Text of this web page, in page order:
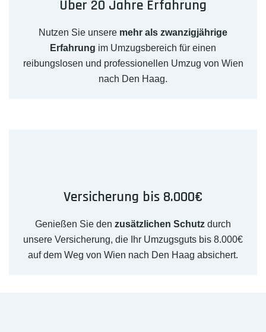
Über 20 Jahre Erfahrung
Nutzen Sie unsere mehr als zwanzigjährige
Erfahrung im Umzugsbereich für einen
reibungslosen und professionellen Umzug von Wien
nach Den Haag.
Versicherung bis 8.000€
Genießen Sie den zusätzlichen Schutz durch
unsere Versicherung, die Ihr Umzugsguts bis 8.000€
auf dem Weg von Wien nach Den Haag absichert.